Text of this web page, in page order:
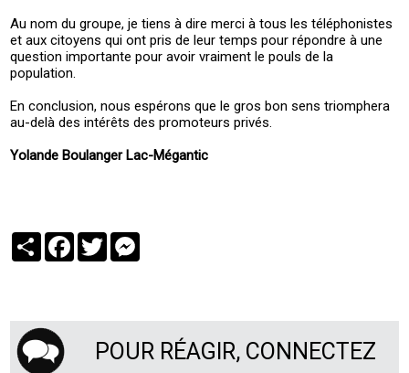
Au nom du groupe, je tiens à dire merci à tous les téléphonistes
et aux citoyens qui ont pris de leur temps pour répondre à une
question importante pour avoir vraiment le pouls de la
population.
En conclusion, nous espérons que le gros bon sens triomphera
au-delà des intérêts des promoteurs privés.
Yolande Boulanger Lac-Mégantic
PartagerFacebook
Twitter
POUR RÉAGIR, CONNECTEZ